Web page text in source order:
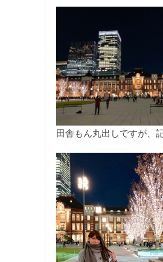
田舎もん丸出しですが、